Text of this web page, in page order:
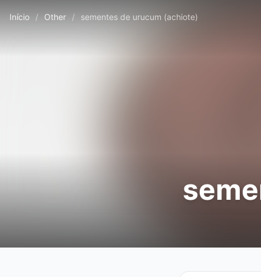
Início / Other / sementes de urucum (achiote)